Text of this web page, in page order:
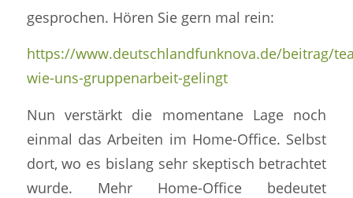
gesprochen. Hören Sie gern mal rein:
https://www.deutschlandfunknova.de/beitrag/
wie-uns-gruppenarbeit-gelingt
Nun verstärkt die momentane Lage noch
einmal das Arbeiten im Home-Office. Selbst
dort, wo es bislang sehr skeptisch betrachtet
wurde. Mehr Home-Office bedeutet